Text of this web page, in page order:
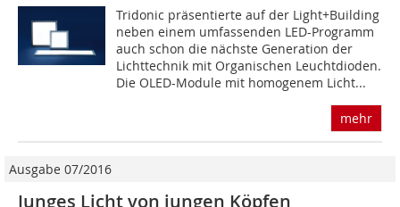
Tridonic präsentierte auf der Light+Building
neben einem umfassenden LED-Programm
auch schon die nächste Generation der
Lichttechnik mit Organischen Leuchtdioden.
Die OLED-Module mit homogenem Licht...
mehr
Ausgabe 07/2016
Junges Licht von jungen Köpfen